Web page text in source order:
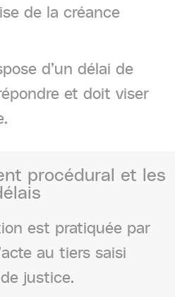
de la créance
d’un délai de
et doit viser
procédural et les
est pratiquée par
au tiers saisi
justice.